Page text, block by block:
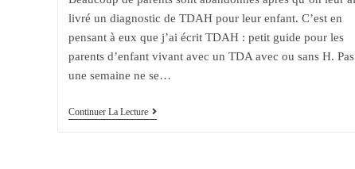
livré un diagnostic de TDAH pour leur enfant. C’est en
pensant à eux que j’ai écrit TDAH : petit guide pour les
parents d’enfant vivant avec un TDA avec ou sans H. Pas
une semaine ne se…
Continuer La LectureTDAH
: